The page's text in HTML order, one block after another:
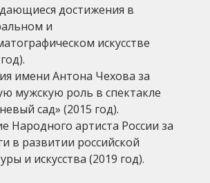
достижения в
и
искусстве
имени Антона Чехова за
мужскую роль в спектакле
сад» (2015 год).
Народного артиста России за
в развитии российской
и искусства (2019 год).